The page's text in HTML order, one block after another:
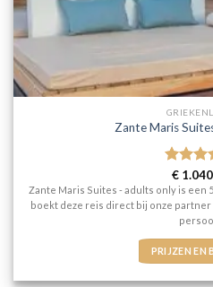
Zante Maris
5uit 5
€
Zante Maris Suites - adults only is een
boekt deze reis direct bij onze partner
PRIJZEN EN